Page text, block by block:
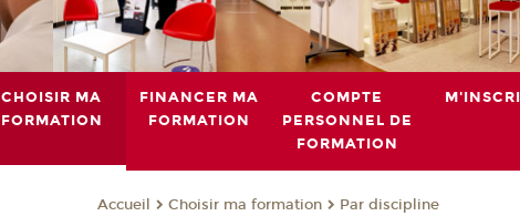
CHOISIR MA
FORMATION
FINANCER MA
FORMATION
COMPTE
PERSONNEL DE
FORMATION
Accueil Choisir ma formation Par discipline